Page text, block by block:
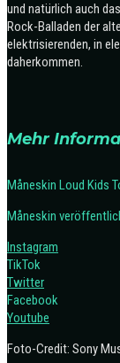
und natürlich auch
Rock-Balladen der
elektrisierenden, in
daherkommen.
Mehr
Måneskin Loud Kids
Måneskin
Instagram
TikTok
Twitter
Facebook
Youtube
Foto-Credit: Sony